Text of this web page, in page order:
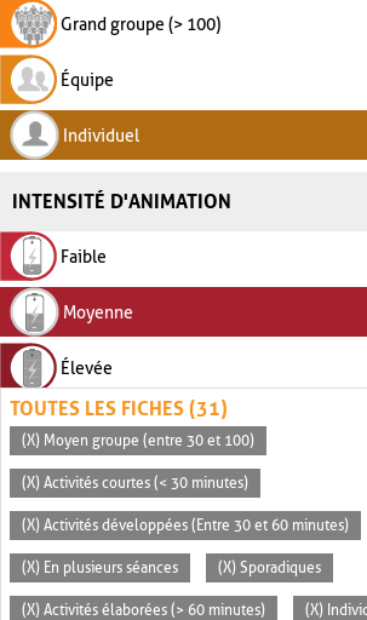
Grand groupe (> 100)
Équipe
Individuel
INTENSITÉ D'ANIMATION
Faible
Moyenne
Élevée
TOUTES LES FICHES (31)
(X) Moyen groupe (entre 30 et 100)
(X) Activités courtes (< 30 minutes)
(X) Activités développées (Entre 30 et 60 minutes)
(X) En plusieurs séances (X) Sporadiques
(X) Activités élaborées (> 60 minutes) (X)